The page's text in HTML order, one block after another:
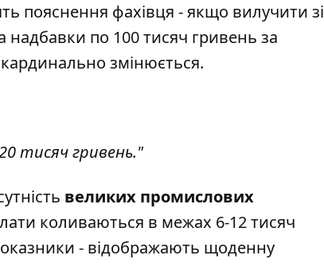
пояснення фахівця - якщо вилучити зі
надбавки по 100 тисяч гривень за
змінюється.
тисяч гривень."
великих промислових
коливаються в межах 6-12 тисяч
- відображають щоденну